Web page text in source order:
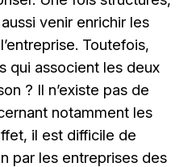
venir enrichir les
Toutefois,
qui associent les deux
? Il n’existe pas de
notamment les
il est difficile de
par les entreprises des